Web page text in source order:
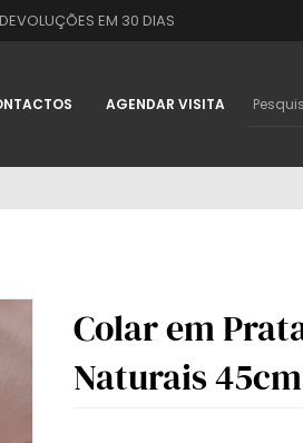
EM 30 DIAS
AGENDAR VISITA
Colar em
Naturais 45cm